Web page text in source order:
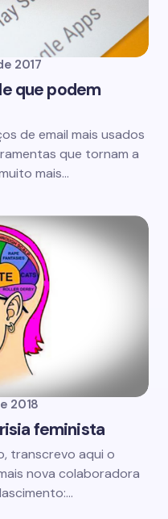
2017
que podem
de email mais usados
que tornam a
mais…
2018
feminista
transcrevo aqui o
nova colaboradora